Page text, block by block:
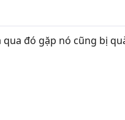
đó gặp nó cũng bị